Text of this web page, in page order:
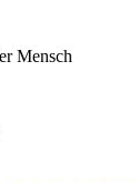
Mensch